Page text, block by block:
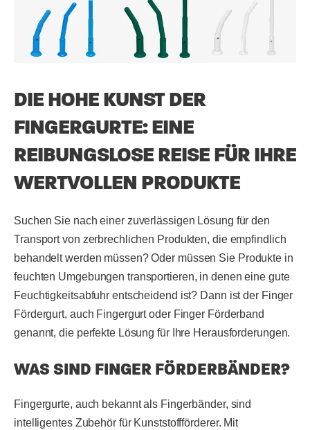
DIE HOHE KUNST DER
FINGERGURTE: EINE
REIBUNGSLOSE REISE FÜR IHRE
WERTVOLLEN PRODUKTE
Suchen Sie nach einer zuverlässigen Lösung für den
Transport von zerbrechlichen Produkten, die empfindlich
behandelt werden müssen? Oder müssen Sie Produkte in
feuchten Umgebungen transportieren, in denen eine gute
Feuchtigkeitsabfuhr entscheidend ist? Dann ist der Finger
Fördergurt, auch Fingergurt oder Finger Förderband
genannt, die perfekte Lösung für Ihre Herausforderungen.
WAS SIND FINGER FÖRDERBÄNDER?
Fingergurte, auch bekannt als Fingerbänder, sind
intelligentes Zubehör für Kunststoffförderer. Mit